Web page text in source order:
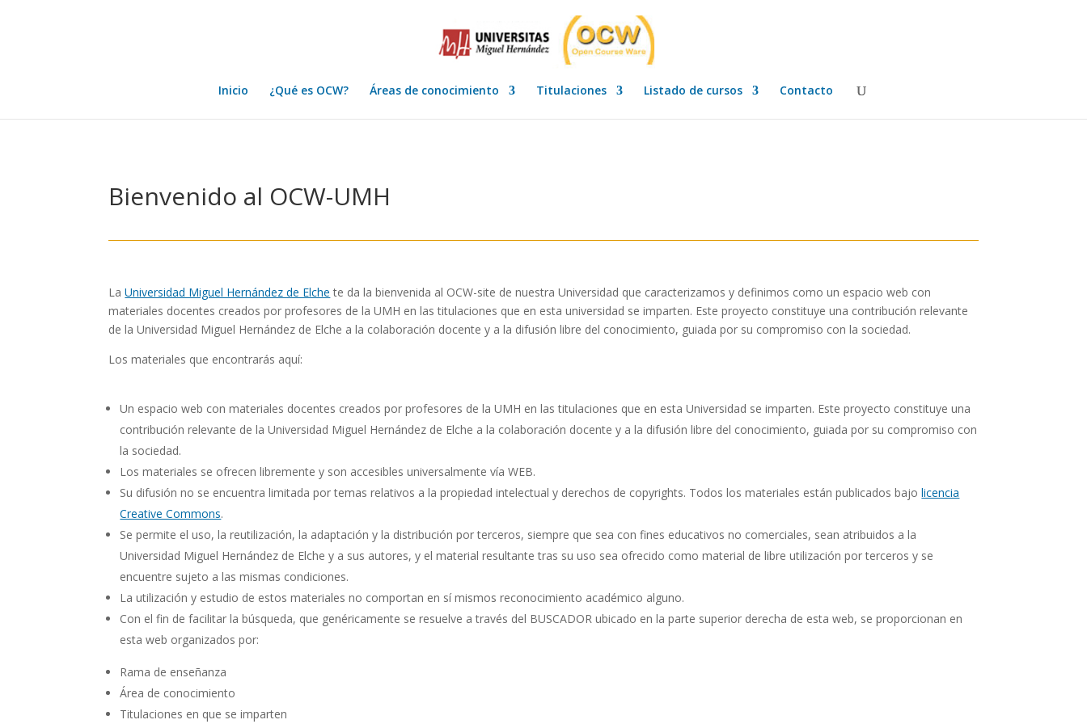
Inicio ¿Qué es OCW? Áreas de conocimiento Titulaciones Listado de cursos Contacto
Bienvenido al OCW-UMH
LaUniversidad Miguel Hernández de Elche te da la bienvenida al OCW-site de nuestra Universidad que caracterizamos y definimos como un espacio web con
materiales docentes creados por profesores de la UMH en las titulaciones que en esta universidad se imparten. Este proyecto constituye una contribución relevante
de la Universidad Miguel Hernández de Elche a la colaboración docente y a la difusión libre del conocimiento, guiada por su compromiso con la sociedad.
Los materiales que encontrarás aquí:
Un espacio web con materiales docentes creados por profesores de la UMH en las titulaciones que en esta Universidad se imparten. Este proyecto constituye una
contribución relevante de la Universidad Miguel Hernández de Elche a la colaboración docente y a la difusión libre del conocimiento, guiada por su compromiso con
la sociedad.
Los materiales se ofrecen libremente y son accesibles universalmente vía WEB.
Su difusión no se encuentra limitada por temas relativos a la propiedad intelectual y derechos de copyrights. Todos los materiales están publicados bajolicencia
Creative Commons.
Se permite el uso, la reutilización, la adaptación y la distribución por terceros, siempre que sea con fines educativos no comerciales, sean atribuidos a la
Universidad Miguel Hernández de Elche y a sus autores, y el material resultante tras su uso sea ofrecido como material de libre utilización por terceros y se
encuentre sujeto a las mismas condiciones.
La utilización y estudio de estos materiales no comportan en sí mismos reconocimiento académico alguno.
Con el fin de facilitar la búsqueda, que genéricamente se resuelve a través del BUSCADOR ubicado en la parte superior derecha de esta web, se proporcionan en
esta web organizados por:
Rama de enseñanza
Área de conocimiento
Titulaciones en que se imparten